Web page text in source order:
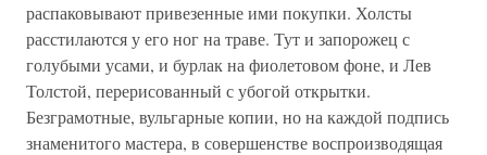
распаковывают привезенные ими покупки. Холсты
расстилаются у его ног на траве. Тут и запорожец с
голубыми усами, и бурлак на фиолетовом фоне, и Лев
Толстой, перерисованный с убогой открытки.
Безграмотные, вульгарные копии, но на каждой подпись
знаменитого мастера, в совершенстве воспроизводящая